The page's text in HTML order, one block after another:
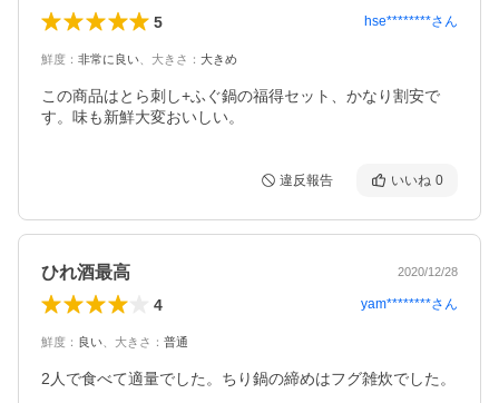
5 hse********さん
鮮度 ： 非常に良い 大きさ ： 大きめ
この商品はとら刺し+ふぐ鍋の福得セット、かなり割安で
す。味も新鮮大変おいしい。
違反報告 いいね 0
ひれ酒最高 2020/12/28
4 yam********さん
鮮度 ： 良い 大きさ ： 普通
2人で食べて適量でした。ちり鍋の締めはフグ雑炊でした。